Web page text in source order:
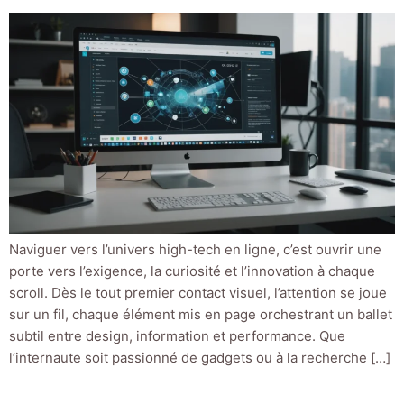
Naviguer vers l’univers high-tech en ligne, c’est ouvrir une
porte vers l’exigence, la curiosité et l’innovation à chaque
scroll. Dès le tout premier contact visuel, l’attention se joue
sur un fil, chaque élément mis en page orchestrant un ballet
subtil entre design, information et performance. Que
l’internaute soit passionné de gadgets ou à la recherche […]